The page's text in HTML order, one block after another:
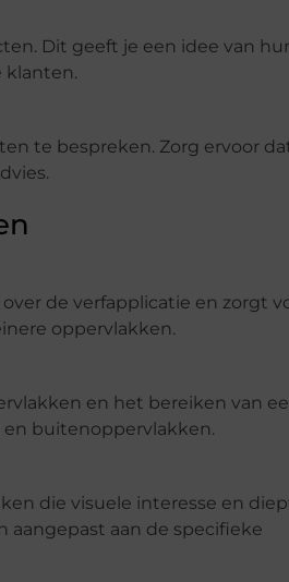
Dit geeft je een idee van
klanten.
te bespreken. Zorg ervoor
de verfapplicatie en zorgt
oppervlakken.
en het bereiken van
en buitenoppervlakken.
die visuele interesse en
aan de specifieke